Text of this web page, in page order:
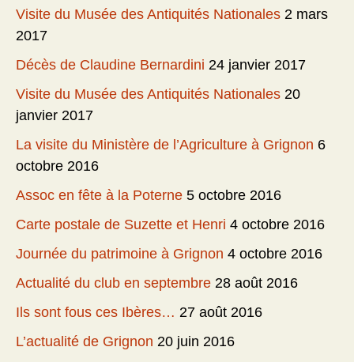
Visite du Musée des Antiquités Nationales 2 mars
2017
Décès de Claudine Bernardini 24 janvier 2017
Visite du Musée des Antiquités Nationales 20
janvier 2017
La visite du Ministère de l’Agriculture à Grignon 6
octobre 2016
Assoc en fête à la Poterne 5 octobre 2016
Carte postale de Suzette et Henri 4 octobre 2016
Journée du patrimoine à Grignon 4 octobre 2016
Actualité du club en septembre 28 août 2016
Ils sont fous ces Ibères… 27 août 2016
L’actualité de Grignon 20 juin 2016